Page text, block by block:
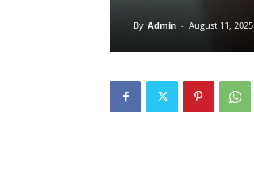
By Admin - August 11, 2025